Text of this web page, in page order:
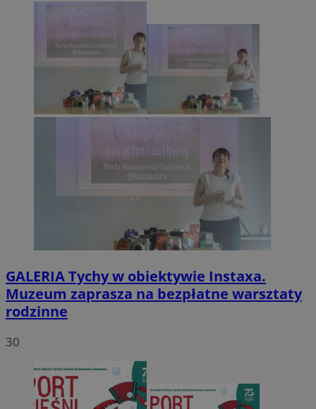
GALERIATychy w obiektywie Instaxa.
Muzeum zaprasza na bezpłatne warsztaty
rodzinne
30